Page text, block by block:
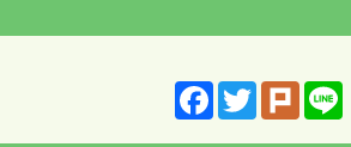
FacebookTwitterPlurk